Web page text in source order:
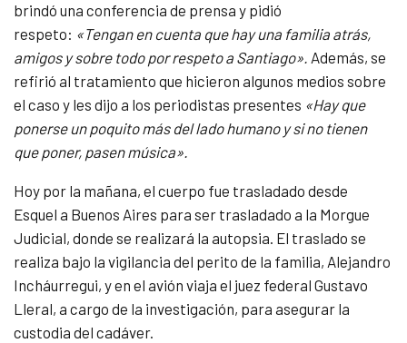
brindó una conferencia de prensa y pidió
respeto: «Tengan en cuenta que hay una familia atrás,
amigos y sobre todo por respeto a Santiago». Además, se
refirió al tratamiento que hicieron algunos medios sobre
el caso y les dijo a los periodistas presentes «Hay que
ponerse un poquito más del lado humano y si no tienen
que poner, pasen música».
Hoy por la mañana, el cuerpo fue trasladado desde
Esquel a Buenos Aires para ser trasladado a la Morgue
Judicial, donde se realizará la autopsia. El traslado se
realiza bajo la vigilancia del perito de la familia, Alejandro
Incháurregui, y en el avión viaja el juez federal Gustavo
Lleral, a cargo de la investigación, para asegurar la
custodia del cadáver.